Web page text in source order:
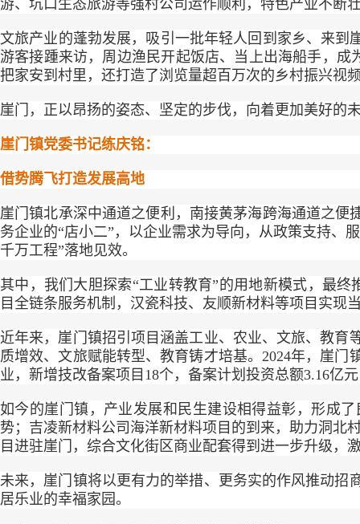
游、坑口生态旅游等强村公司运作顺利，特色产业不断
文旅产业的蓬勃发展，吸引一批年轻人回到家乡、来
游客接踵来访，周边渔民开起饭店、当上出海船手，成
把家安到村里，还打造了浏览量超百万次的乡村振兴视
崖门，正以昂扬的姿态、坚定的步伐，向着更加美好的
崖门镇党委书记练庆铭：
借势腾飞打造发展高地
崖门镇北承深中通道之便利，南接黄茅海跨海通道之
务企业的“店小二”，以企业需求为导向，从政策支持、
千万工程”落地见效。
其中，我们大胆探索“工业转教育”的用地新模式，最
目全链条服务机制，汉瓷科技、友顺新材料等项目实
近年来，崖门镇招引项目涵盖工业、农业、文旅、教
质增效、文旅赋能转型、教育铸才培基。2024年，崖
业，新增技改备案项目18个，备案计划投资总额3.16亿
如今的崖门镇，产业发展和民生建设相得益彰，形成
势；吉凌新材料公司海洋新材料项目的到来，助力洞北
目进驻崖门，综合文化街区商业配套得到进一步升级，
未来，崖门镇将以更有力的举措、更务实的作风推动
居乐业的幸福家园。